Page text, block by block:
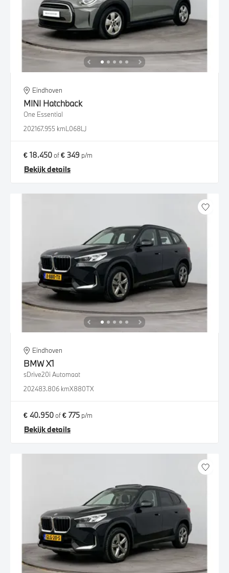
Eindhoven
MINI Hatchback
One Essential
202167.955 kmL068LJ
€ 18.450of€ 349 p/m
Bekijk details
Eindhoven
BMWX1
sDrive20i Automaat
202483.806 kmX880TX
€ 40.950of€ 775 p/m
Bekijk details